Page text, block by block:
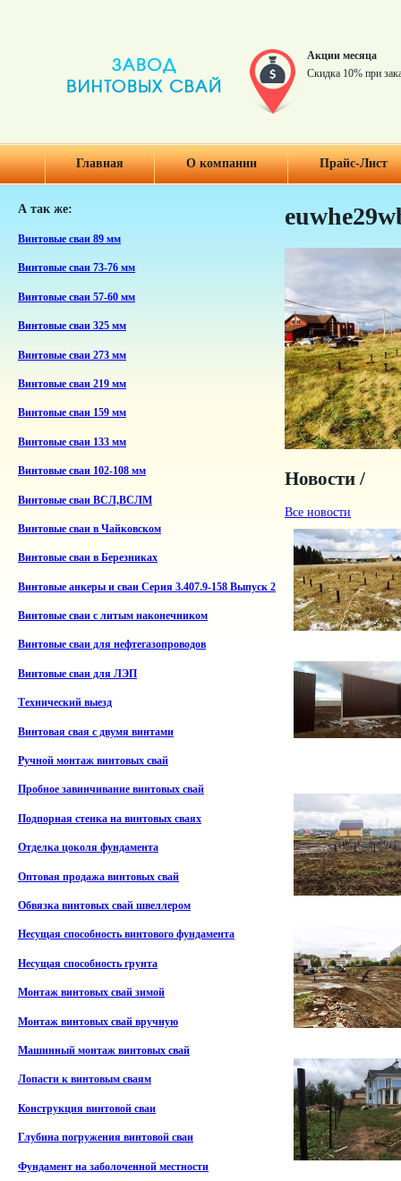
Акции месяца
Скидка 10% при
Главная О компании Прайс-Лист
А так же:
Винтовые сваи 89 мм
Винтовые сваи 73-76 мм
Винтовые сваи 57-60 мм
Винтовые сваи 325 мм
Винтовые сваи 273 мм
Винтовые сваи 219 мм
Винтовые сваи 159 мм
Винтовые сваи 133 мм
Винтовые сваи 102-108 мм
Винтовые сваи ВСЛ,ВСЛМ
Винтовые сваи в Чайковском
Винтовые сваи в Березниках
Винтовые анкеры и сваи Серия 3.407.9-158 Выпуск 2
Винтовые сваи с литым наконечником
Винтовые сваи для нефтегазопроводов
Винтовые сваи для ЛЭП
Технический выезд
Винтовая свая с двумя винтами
Ручной монтаж винтовых свай
Пробное завинчивание винтовых свай
Подпорная стенка на винтовых сваях
Отделка цоколя фундамента
Оптовая продажа винтовых свай
Обвязка винтовых свай швеллером
Несущая способность винтового фундамента
Несущая способность грунта
Монтаж винтовых свай зимой
Монтаж винтовых свай вручную
Машинный монтаж винтовых свай
Лопасти к винтовым сваям
Конструкция винтовой сваи
Глубина погружения винтовой сваи
Фундамент на заболоченной местности
Новости /
Все новости